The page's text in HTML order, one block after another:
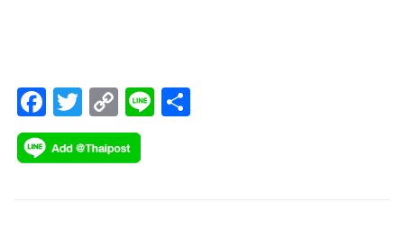
F
ac
e
T
wi
tt
C
o
p
Li